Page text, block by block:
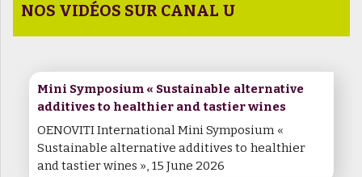
NOS VIDÉOS SUR CANAL U
Mini Symposium « Sustainable alternative
additives to healthier and tastier wines
OENOVITI International Mini Symposium «
Sustainable alternative additives to healthier
and tastier wines », 15 June 2026